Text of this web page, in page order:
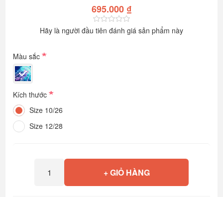
695.000 ₫
Hãy là người đầu tiên đánh giá sản phẩm này
Màu sắc*
Kích thước*
Size 10/26
Size 12/28
+ GIỎ HÀNG